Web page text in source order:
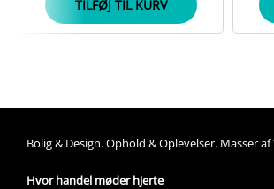
TILFØJ TIL KURV
Bolig & Design. Ophold &Oplevelser. Masser af
Hvor handel møder hjerte